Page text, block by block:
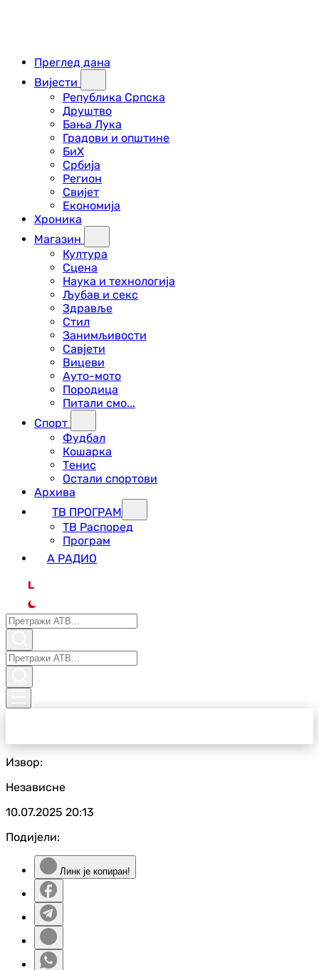
Преглед дана
Вијести
Република Српска
Друштво
Бања Лука
Градови и општине
БиХ
Србија
Регион
Свијет
Економија
Хроника
Магазин
Култура
Сцена
Наука и технологија
Љубав и секс
Здравље
Стил
Занимљивости
Савјети
Вицеви
Ауто-мото
Породица
Питали смо...
Спорт
Фудбал
Кошарка
Тенис
Остали спортови
Архива
ТВ ПРОГРАМ
ТВ Распоред
Програм
А РАДИО
L
Извор:
Независне
10.07.2025 20:13
Подијели:
Линк је копиран!